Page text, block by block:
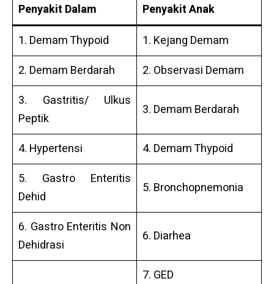
Penyakit Dalam
Penyakit Anak
1. Demam Thypoid
1. Kejang Demam
2. Demam Berdarah
2. Observasi Demam
3. Gastritis/ Ulkus
Peptik
3. Demam Berdarah
4. Hypertensi
4. Demam Thypoid
5. Gastro Enteritis
Dehid
5. Bronchopnemonia
6. Gastro Enteritis Non
Dehidrasi
6. Diarhea
7. GED